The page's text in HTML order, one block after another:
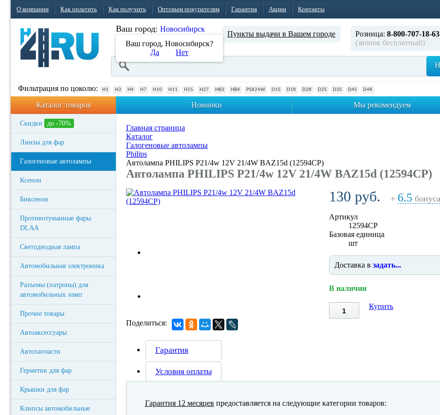
О компании Как оплатить Как получить Оптовым покупателям Гарантия Акции Контакты
Ваш город: Новосибирск
Ваш город, Новосибирск?
Да
Нет
Пункты выдачи в Вашем городе Розница: 8-800-707-18-63
(звонок бесплатный)
Фильтрация по цоколю: H1 H3 H4 H7 H10 H11 H15 H27 HB3 HB4 PSX24W D1S D1R D2R D2S D3S D4S D4R
Каталог товаров
Новинки Мы рекомендуем
Скидки до -70%
Линзы для фар
Галогеновые автолампы
Ксенон
Биксенон
Противотуманные фары
DLAA
Светодиодная лампа
Автомобильная электроника
Разъемы (патроны) для
автомобильных ламп
Прочие товары
Автоаксессуары
Автозапчасти
Герметик для фар
Крышки для фар
Клипсы автомобильные
Главная страница
Каталог
Галогеновые автолампы
Philips
Автолампа PHILIPS P21/4w 12V 21/4W BAZ15d (12594CP)
Автолампа PHILIPS P21/4w 12V 21/4W BAZ15d (12594CP)
130 руб. + 6.5 бонуса
Артикул
12594CP
Базовая единица
шт
Доставка в задать...
В наличии
Купить
Поделиться:
Гарантия
Условия оплаты
Гарантия 12 месяцев предоставляется на следующие категории товаров: